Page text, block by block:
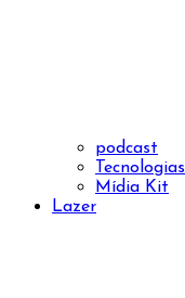
podcast
Tecnologias
Mídia Kit
Lazer